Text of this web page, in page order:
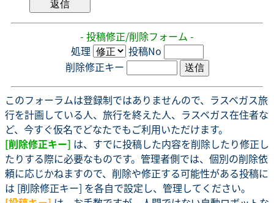
- 投稿修正/削除フォーム -
処理
投稿No
削除修正キー
このフォーラムは登録制ではありませんので、ラスベガス旅
行を計画している人、旅行を終えた人、ラスベガス在住者な
ど、今すぐ仮名でどなたでもご利用いただけます。
[削除修正キー] は、すでに投稿した内容を削除したり修正し
たりする際に必要なものです。管理者側では、個別の削除依
頼に応じかねますので、削除や修正する可能性がある投稿に
は [削除修正キー] を各自で設定し、管理してください。